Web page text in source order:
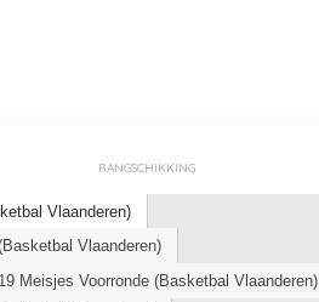
RANGSCHIKKING
Vlaanderen)
Vlaanderen)
Meisjes Voorronde (Basketbal Vlaanderen)